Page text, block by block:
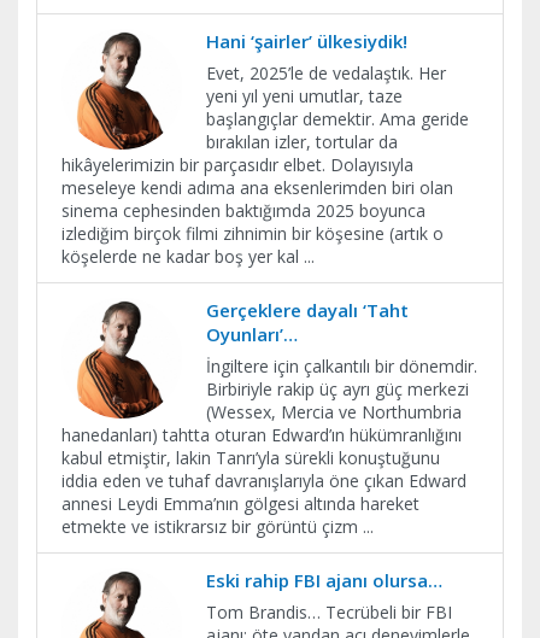
Hani ‘şairler’ ülkesiydik!
Evet, 2025’le de vedalaştık. Her
yeni yıl yeni umutlar, taze
başlangıçlar demektir. Ama geride
bırakılan izler, tortular da
hikâyelerimizin bir parçasıdır elbet. Dolayısıyla
meseleye kendi adıma ana eksenlerimden biri olan
sinema cephesinden baktığımda 2025 boyunca
izlediğim birçok filmi zihnimin bir köşesine (artık o
köşelerde ne kadar boş yer kal ...
Gerçeklere dayalı ‘Taht
Oyunları’…
İngiltere için çalkantılı bir dönemdir.
Birbiriyle rakip üç ayrı güç merkezi
(Wessex, Mercia ve Northumbria
hanedanları) tahtta oturan Edward’ın hükümranlığını
kabul etmiştir, lakin Tanrı’yla sürekli konuştuğunu
iddia eden ve tuhaf davranışlarıyla öne çıkan Edward
annesi Leydi Emma’nın gölgesi altında hareket
etmekte ve istikrarsız bir görüntü çizm ...
Eski rahip FBI ajanı olursa…
Tom Brandis… Tecrübeli bir FBI